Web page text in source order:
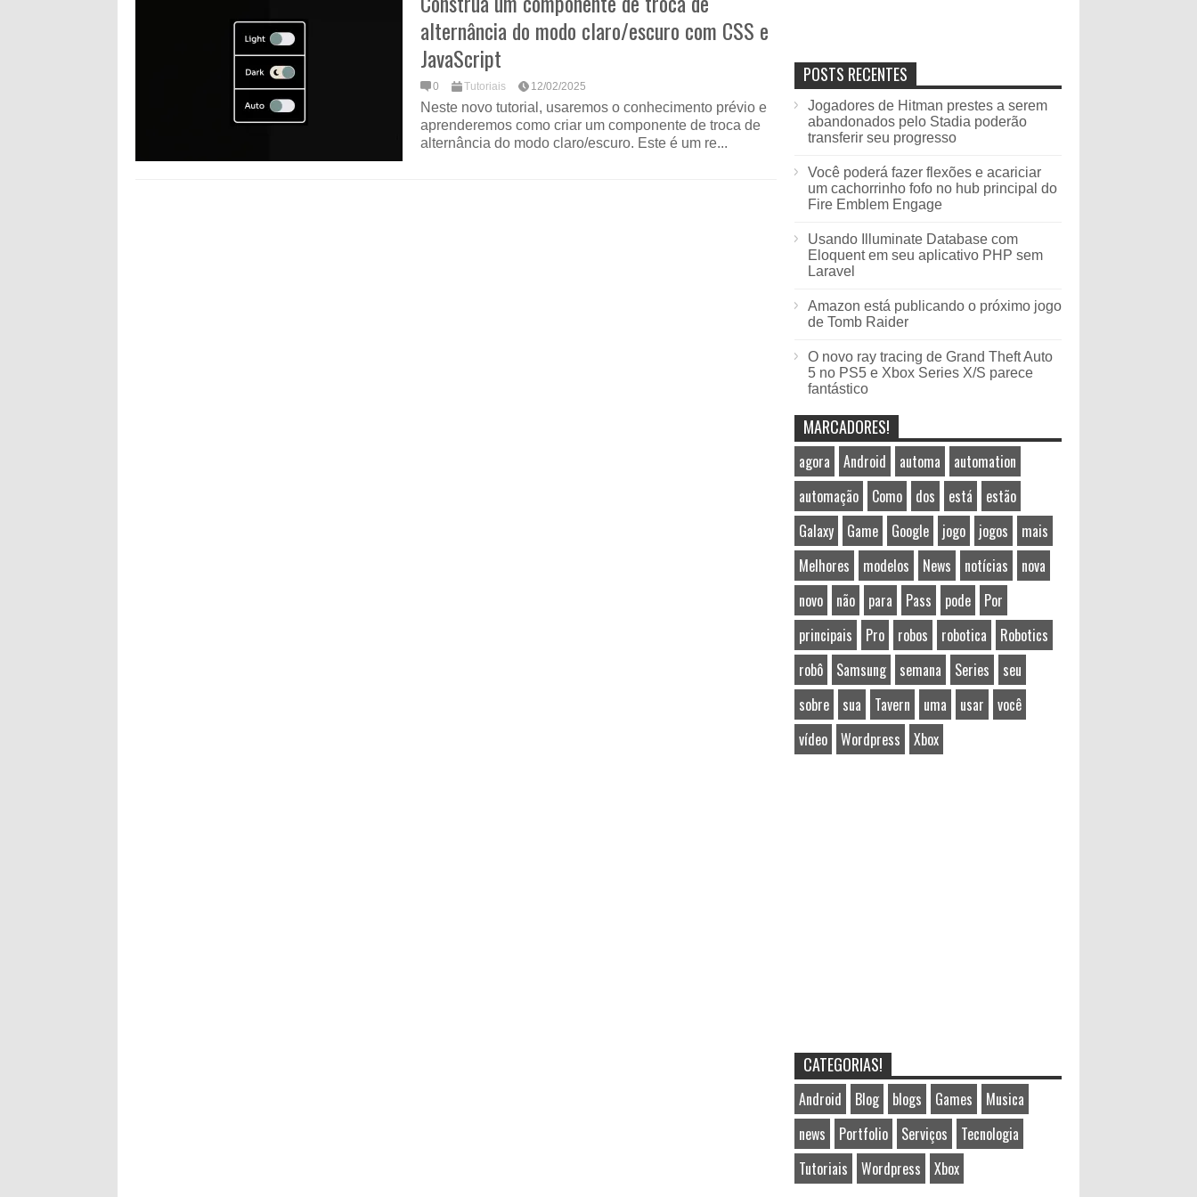
alternância do modo claro/escuro com CSS e
JavaScript
0 Tutoriais 12/02/2025
Neste novo tutorial, usaremos o conhecimento prévio e
aprenderemos como criar um componente de troca de
alternância do modo claro/escuro. Este é um re...
POSTS RECENTES
Jogadores de Hitman prestes a serem
abandonados pelo Stadia poderão
transferir seu progresso
Você poderá fazer flexões e acariciar
um cachorrinho fofo no hub principal do
Fire Emblem Engage
Usando Illuminate Database com
Eloquent em seu aplicativo PHP sem
Laravel
Amazon está publicando o próximo jogo
de Tomb Raider
O novo ray tracing de Grand Theft Auto
5 no PS5 e Xbox Series X/S parece
fantástico
MARCADORES!
agora Android automa
automation
automação
Como dos está
estão
Galaxy
Game Google jogo jogos
mais
Melhores
modelos News notícias
nova
novo
não para Pass pode
Por
principais
Pro robos robotica
Robotics
robô
Samsung semana Series
seu
sobre
sua Tavern uma usar
você
vídeo
Wordpress Xbox
CATEGORIAS!
Android Blog blogs Games
Musica
news
Portfolio Serviços
Tecnologia
Tutoriais
Wordpress Xbox